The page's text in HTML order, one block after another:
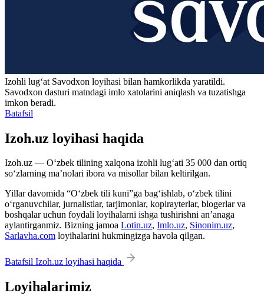
Izohli lugʻat Savodxon loyihasi bilan hamkorlikda yaratildi.
Savodxon dasturi matndagi imlo xatolarini aniqlash va tuzatishga
imkon beradi.
Batafsil
Izoh.uz loyihasi haqida
Izoh.uz — O‘zbek tilining xalqona izohli lug‘ati 35 000 dan ortiq
so‘zlarning ma’nolari ibora va misollar bilan keltirilgan.
Yillar davomida “O‘zbek tili kuni”ga bag‘ishlab, o‘zbek tilini
o‘rganuvchilar, jurnalistlar, tarjimonlar, kopirayterlar, blogerlar va
boshqalar uchun foydali loyihalarni ishga tushirishni an’anaga
aylantirganmiz. Bizning jamoa Lotin.uz, Imlo.uz, Sinonim.uz,
Sarlavha.com loyihalarini hukmingizga havola qilgan.
Batafsil Izoh.uz loyihasi haqida
Loyihalarimiz